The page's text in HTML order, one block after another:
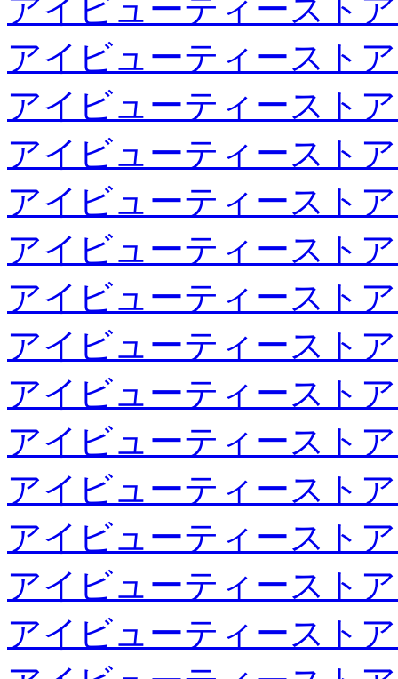
アイビューティースト
アイビューティースト
アイビューティースト
アイビューティースト
アイビューティースト
アイビューティースト
アイビューティースト
アイビューティースト
アイビューティースト
アイビューティースト
アイビューティースト
アイビューティースト
アイビューティースト
アイビューティースト